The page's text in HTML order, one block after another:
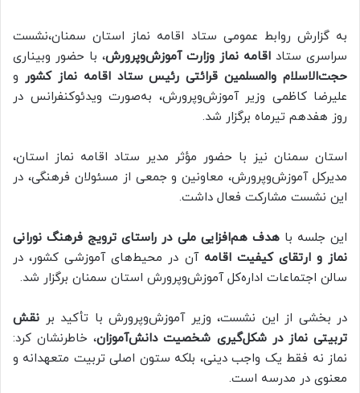
به گزارش روابط عمومی ستاد اقامه نماز استان سمنان،نشست
سراسری ستاد اقامه نماز وزارت آموزش‌وپرورش، با حضور وبیناری
حجت‌الاسلام والمسلمین قرائتی رئیس ستاد اقامه نماز کشور و
علیرضا کاظمی وزیر آموزش‌وپرورش، به‌صورت ویدئوکنفرانس در
روز هفدهم تیرماه برگزار شد.
استان سمنان نیز با حضور مؤثر مدیر ستاد اقامه نماز استان،
مدیرکل آموزش‌وپرورش، معاونین و جمعی از مسئولان فرهنگی، در
این نشست مشارکت فعال داشت.
این جلسه باهدف هم‌افزایی ملی در راستای ترویج فرهنگ نورانی
نماز و ارتقای کیفیت اقامه آن در محیط‌های آموزشی کشور، در
سالن اجتماعات اداره‌کل آموزش‌وپرورش استان سمنان برگزار شد.
در بخشی از این نشست، وزیر آموزش‌وپرورش با تأکید بر نقش
تربیتی نماز در شکل‌گیری شخصیت دانش‌آموزان، خاطرنشان کرد:
نماز نه فقط یک واجب دینی، بلکه ستون اصلی تربیت متعهدانه و
معنوی در مدرسه است.